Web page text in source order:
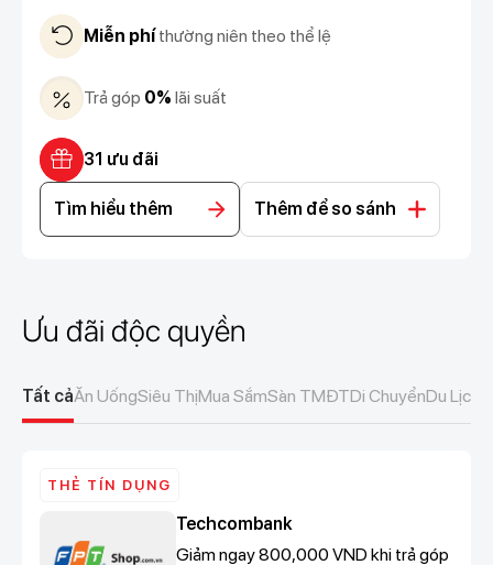
Miễn phíthường niên theo thể lệ
Trả góp 0% lãi suất
31 ưu đãi
Tìm hiểu thêm Thêm để so sánh
Ưu đãi độc quyền
Tất cảĂn UốngSiêu ThịMua SắmSàn TMĐTDi ChuyểnDu Lịch
THẺ TÍN DỤNG
Techcombank
Giảm ngay 800,000 VND khi trả góp